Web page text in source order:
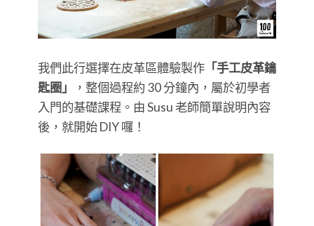
我們此行選擇在皮革區體驗製作 「手工皮革鑰
匙圈」
，整個過程約 30 分鐘內，屬於初學者
入門的基礎課程。由 Susu 老師簡單說明內容
後，就開始 DIY 囉！